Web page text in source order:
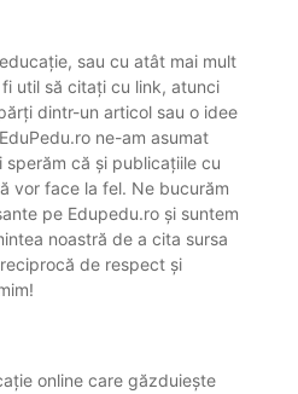
sau cu atât mai mult
util să citați cu link, atunci
dintr-un articol sau o idee
ne-am asumat
că și publicațiile cu
vor face la fel. Ne bucurăm
pe Edupedu.ro și suntem
noastră de a cita sursa
de respect și
online care găzduiește